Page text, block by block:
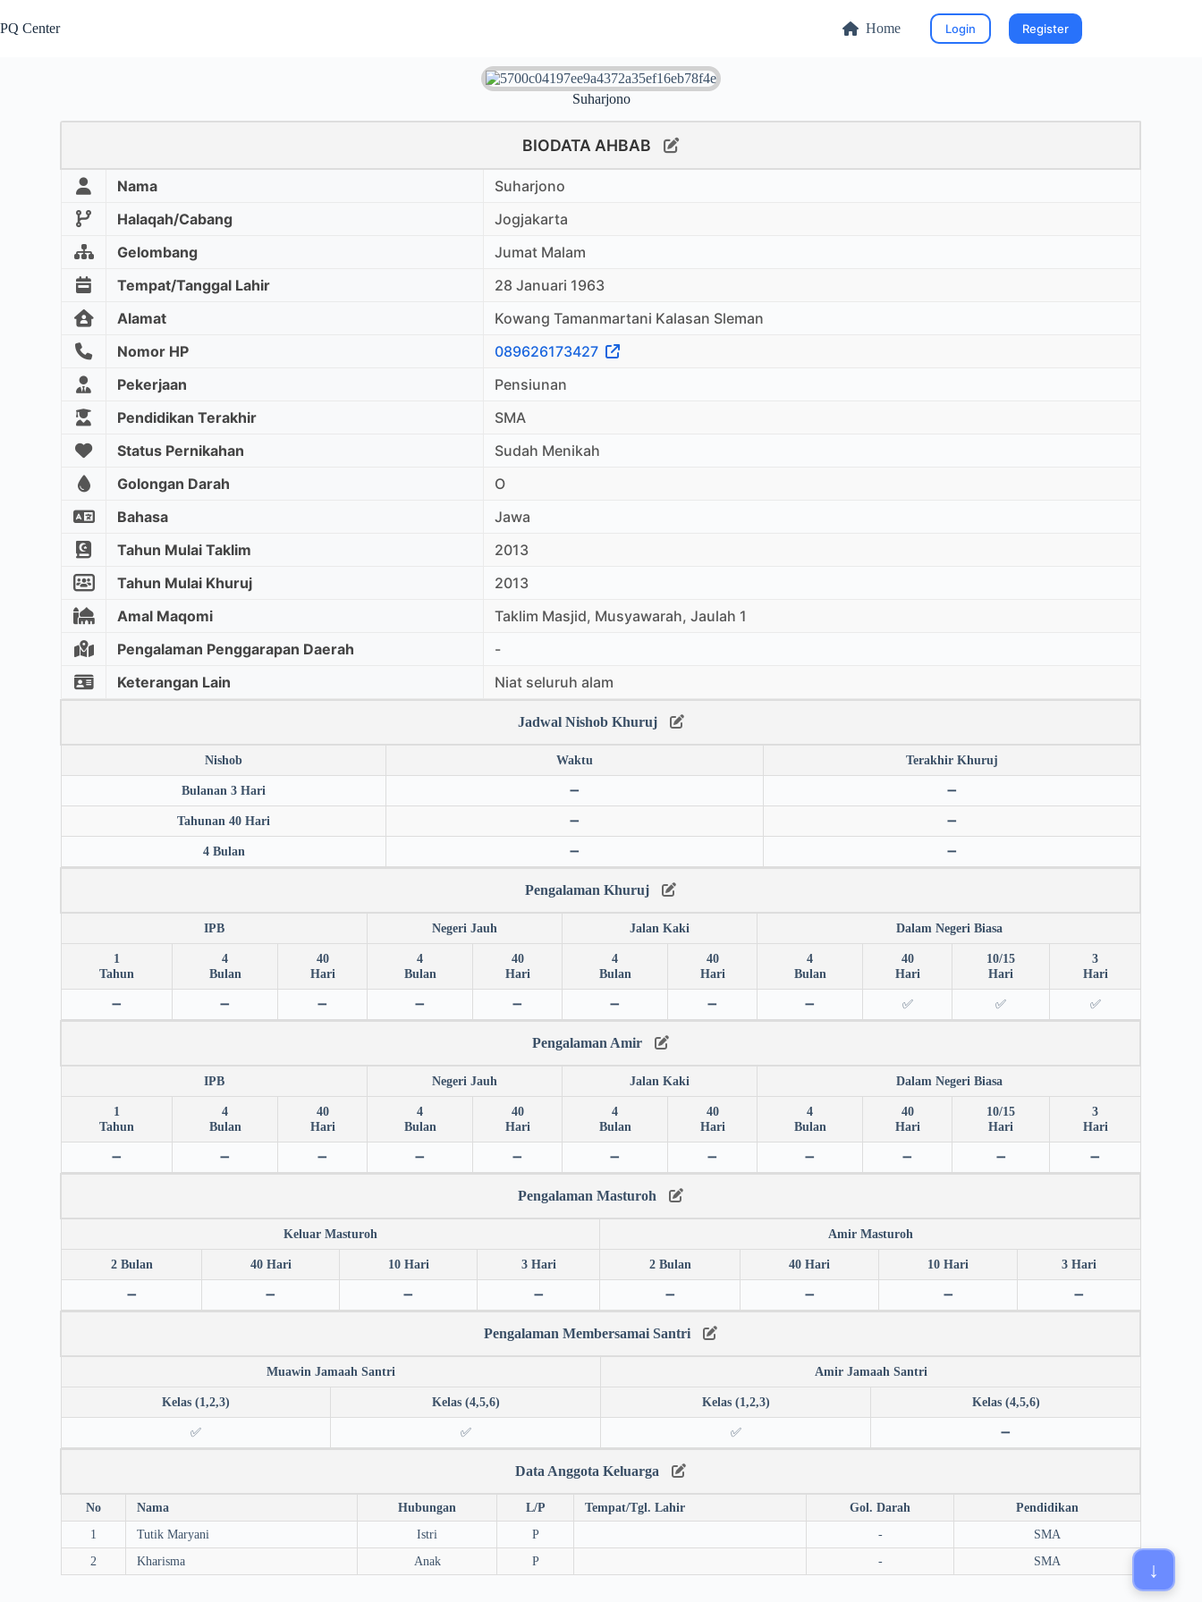
PQ Center Home Login Register
Suharjono
BIODATA AHBAB
Nama
Suharjono
Halaqah/Cabang
Jogjakarta
Gelombang
Jumat Malam
Tempat/Tanggal Lahir
28 Januari 1963
Alamat
Kowang Tamanmartani Kalasan Sleman
Nomor HP
089626173427
Pekerjaan
Pensiunan
Pendidikan Terakhir
SMA
Status Pernikahan
Sudah Menikah
Golongan Darah
O
Bahasa
Jawa
Tahun Mulai Taklim
2013
Tahun Mulai Khuruj
2013
Amal Maqomi
Taklim Masjid, Musyawarah, Jaulah 1
Pengalaman Penggarapan Daerah
-
Keterangan Lain
Niat seluruh alam
Jadwal Nishob Khuruj
Nishob Waktu Terakhir Khuruj
Bulanan 3 Hari ➖ ➖
Tahunan 40 Hari ➖ ➖
4 Bulan ➖ ➖
Pengalaman Khuruj
IPB Negeri Jauh Jalan Kaki Dalam Negeri Biasa
1
Tahun
4
Bulan
40
Hari
4
Bulan
40
Hari
4
Bulan
40
Hari
4
Bulan
40
Hari
10/15
Hari
3
Hari
➖ ➖ ➖ ➖ ➖ ➖ ➖ ➖ ✅ ✅ ✅
Pengalaman Amir
IPB Negeri Jauh Jalan Kaki Dalam Negeri Biasa
1
Tahun
4
Bulan
40
Hari
4
Bulan
40
Hari
4
Bulan
40
Hari
4
Bulan
40
Hari
10/15
Hari
3
Hari
➖ ➖ ➖ ➖ ➖ ➖ ➖ ➖ ➖ ➖ ➖
Pengalaman Masturoh
Keluar Masturoh Amir Masturoh
2 Bulan 40 Hari 10 Hari 3 Hari 2 Bulan 40 Hari 10 Hari 3 Hari
➖ ➖ ➖ ➖ ➖ ➖ ➖ ➖
Pengalaman Membersamai Santri
Muawin Jamaah Santri Amir Jamaah Santri
Kelas (1,2,3) Kelas (4,5,6) Kelas (1,2,3) Kelas (4,5,6)
✅ ✅ ✅ ➖
Data Anggota Keluarga
No Nama Hubungan L/P Tempat/Tgl. Lahir Gol. Darah
Pendidikan
1
Tutik Maryani Istri P -
SMA
2
Kharisma Anak P - SMA